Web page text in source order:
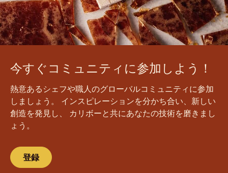
今すぐコミュニティに参加しよう！
熱意あるシェフや職人のグローバルコミュニティに参加
しましょう。 インスピレーションを分かち合い、新しい
創造を発見し、 カリボーと共にあなたの技術を磨きまし
ょう。
登録